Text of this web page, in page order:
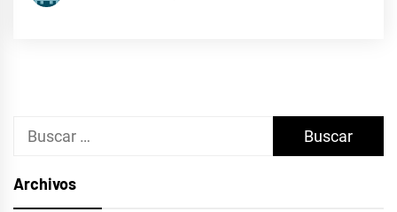
Buscar:
Archivos